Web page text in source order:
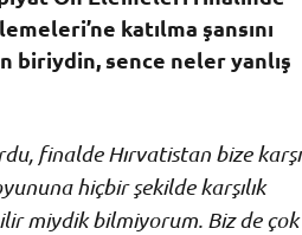
katılma şansını
biriydin, sence neler yanlış
finalde Hırvatistan bize karşı
hiçbir şekilde karşılık
miydik bilmiyorum. Biz de çok